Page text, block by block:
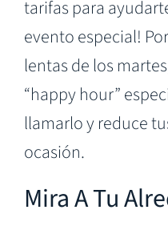
tarifas para
evento especial!
lentas de los
“happy hour”
llamarlo y reduce
ocasión.
Mira A Tu